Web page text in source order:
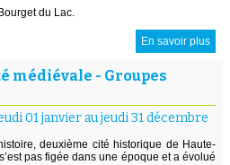
du Lac.
En savoir plus
médiévale - Groupes
01 janvier au jeudi 31 décembre
deuxième cité historique de Haute-
pas figée dans une époque et a évolué